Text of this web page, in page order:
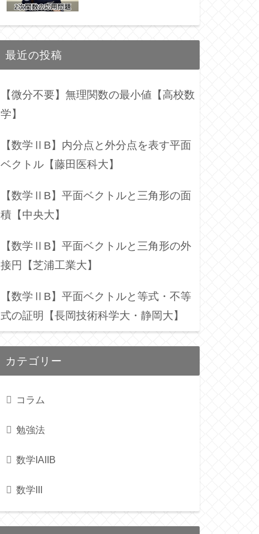
最近の投稿
【微分不要】無理関数の最小値【高校数
学】
【数学ⅡB】内分点と外分点を表す平面
ベクトル【藤田医科大】
【数学ⅡB】平面ベクトルと三角形の面
積【中央大】
【数学ⅡB】平面ベクトルと三角形の外
接円【芝浦工業大】
【数学ⅡB】平面ベクトルと等式・不等
式の証明【長岡技術科学大・静岡大】
カテゴリー
コラム
勉強法
数学IAIIB
数学III